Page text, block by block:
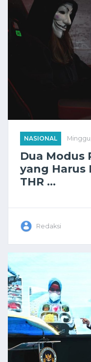
NASIONAL
Dua Modus
yang Harus
THR ...
Redaksi